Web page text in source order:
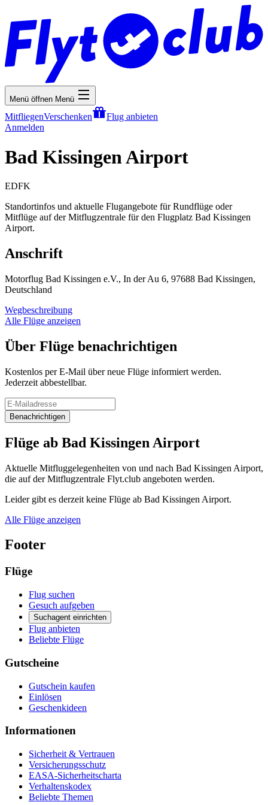
Menü öffnen Menü
MitfliegenVerschenken
Flug anbieten
Anmelden
Bad Kissingen Airport
EDFK
Standortinfos und aktuelle Flugangebote für Rundflüge oder
Mitflüge auf der Mitflugzentrale für den Flugplatz Bad Kissingen
Airport.
Anschrift
Motorflug Bad Kissingen e.V., In der Au 6, 97688 Bad Kissingen,
Deutschland
Wegbeschreibung
Alle Flüge anzeigen
Über Flüge benachrichtigen
Kostenlos per E-Mail über neue Flüge informiert werden.
Jederzeit abbestellbar.
Benachrichtigen
Flüge ab Bad Kissingen Airport
Aktuelle Mitfluggelegenheiten von und nach Bad Kissingen Airport,
die auf der Mitflugzentrale Flyt.club angeboten werden.
Leider gibt es derzeit keine Flüge ab Bad Kissingen Airport.
Alle Flüge anzeigen
Footer
Flüge
Flug suchen
Gesuch aufgeben
Suchagent einrichten
Flug anbieten
Beliebte Flüge
Gutscheine
Gutschein kaufen
Einlösen
Geschenkideen
Informationen
Sicherheit & Vertrauen
Versicherungsschutz
EASA-Sicherheitscharta
Verhaltenskodex
Beliebte Themen